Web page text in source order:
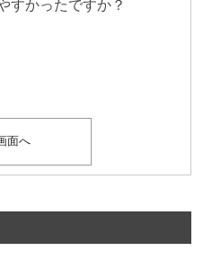
すかったですか？